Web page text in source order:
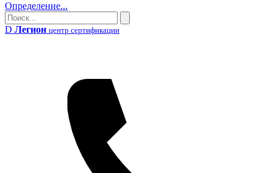
Определение...
Поиск
Поиск
D Легион центр сертификации